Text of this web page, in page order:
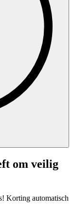
om veilig
Korting automatisch